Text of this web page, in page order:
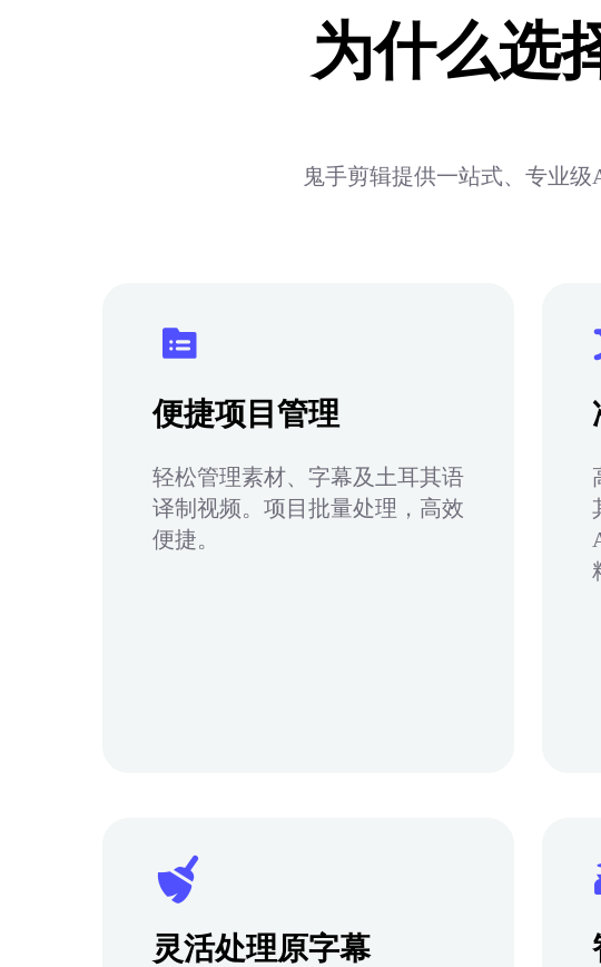
为什么选
鬼手剪辑提供一站式、专业
便捷项目管理
轻松管理素材、字幕及土耳其语
译制视频。项目批量处理，高效
便捷。
灵活处理原字幕